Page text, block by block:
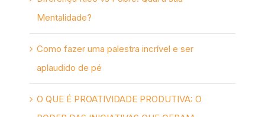
Mentalidade?
Como fazer uma palestra incrível e ser
aplaudido de pé
O QUE É PROATIVIDADE PRODUTIVA: O